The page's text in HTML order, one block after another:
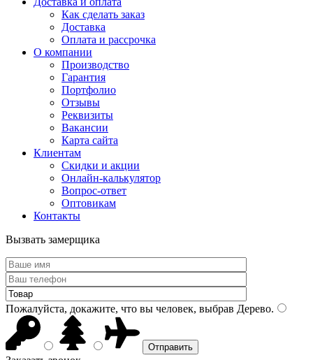
Как сделать заказ
Доставка
Оплата и рассрочка
О компании
Производство
Гарантия
Портфолио
Отзывы
Реквизиты
Вакансии
Карта сайта
Клиентам
Скидки и акции
Онлайн-калькулятор
Вопрос-ответ
Оптовикам
Контакты
Вызвать замерщика
Пожалуйста, докажите, что вы человек, выбрав Дерево.